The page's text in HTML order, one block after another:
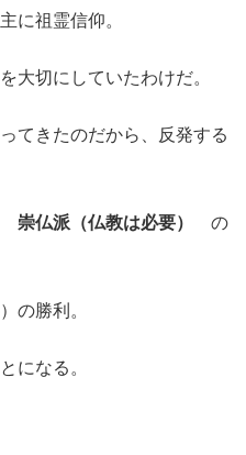
に祖霊信仰。
大切にしていたわけだ。
てきたのだから、反発する
仏派（仏教は必要）
の
の勝利。
になる。